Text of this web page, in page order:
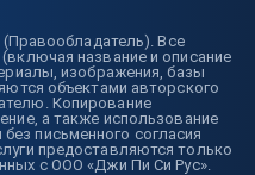
Все
название и описание
изображения, базы
объектами авторского
Копирование
а также использование
письменного согласия
предоставляются только
с ООО «Джи Пи Си Рус».